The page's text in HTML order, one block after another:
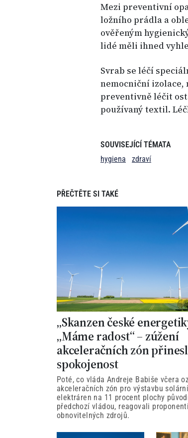
Mezi preventivní
ložního prádla a
ověřeným
lidé měli ihned
Svrab se léčí
nemocniční izolace,
preventivně léčit
používaný textil.
SOUVISEJÍCÍ TÉMATA
hygiena
zdraví
PŘEČTĚTE SI TAKÉ
„Skanzen české
„Máme radost“ – zúžení
akceleračních zón
spokojenost
Poté, co vláda Andreje Babiše včera
akceleračních zón pro výstavbu
elektráren na 11 procent plochy
předchozí vládou, reagovali
obnovitelných zdrojů.